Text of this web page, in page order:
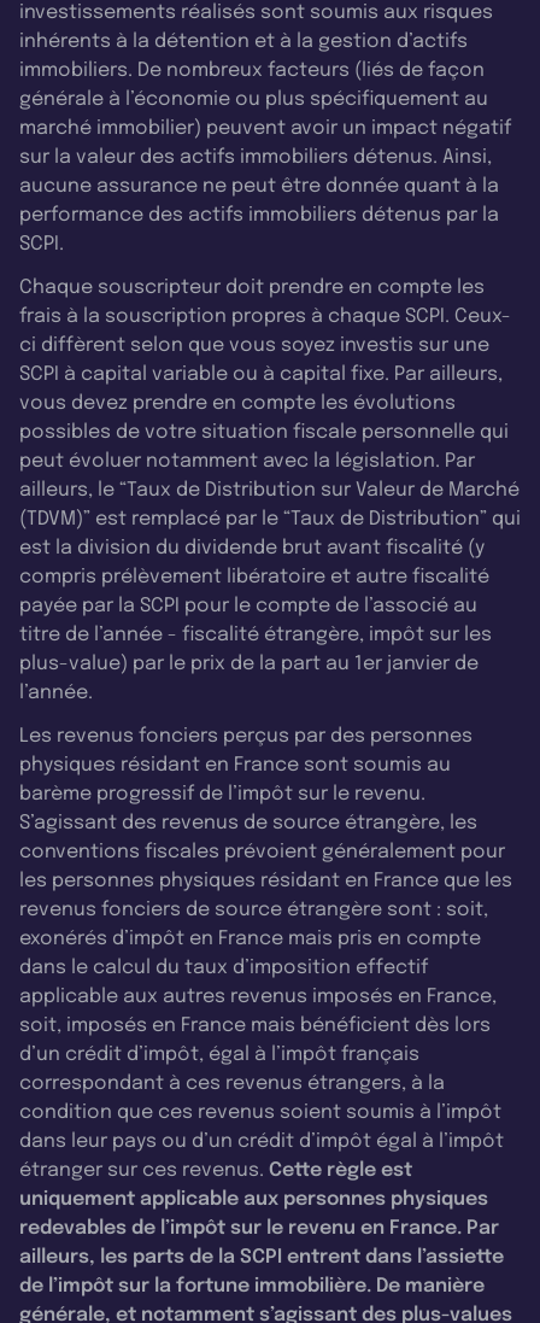
investissements réalisés sont soumis aux risques
inhérents à la détention et à la gestion d’actifs
immobiliers. De nombreux facteurs (liés de façon
générale à l’économie ou plus spécifiquement au
marché immobilier) peuvent avoir un impact négatif
sur la valeur des actifs immobiliers détenus. Ainsi,
aucune assurance ne peut être donnée quant à la
performance des actifs immobiliers détenus par la
SCPI.
Chaque souscripteur doit prendre en compte les
frais à la souscription propres à chaque SCPI. Ceux-
ci diffèrent selon que vous soyez investis sur une
SCPI à capital variable ou à capital fixe. Par ailleurs,
vous devez prendre en compte les évolutions
possibles de votre situation fiscale personnelle qui
peut évoluer notamment avec la législation. Par
ailleurs, le “Taux de Distribution sur Valeur de Marché
(TDVM)” est remplacé par le “Taux de Distribution” qui
est la division du dividende brut avant fiscalité (y
compris prélèvement libératoire et autre fiscalité
payée par la SCPI pour le compte de l’associé au
titre de l’année - fiscalité étrangère, impôt sur les
plus-value) par le prix de la part au 1er janvier de
l’année.
Les revenus fonciers perçus par des personnes
physiques résidant en France sont soumis au
barème progressif de l’impôt sur le revenu.
S’agissant des revenus de source étrangère, les
conventions fiscales prévoient généralement pour
les personnes physiques résidant en France que les
revenus fonciers de source étrangère sont : soit,
exonérés d’impôt en France mais pris en compte
dans le calcul du taux d’imposition effectif
applicable aux autres revenus imposés en France,
soit, imposés en France mais bénéficient dès lors
d’un crédit d’impôt, égal à l’impôt français
correspondant à ces revenus étrangers, à la
condition que ces revenus soient soumis à l’impôt
dans leur pays ou d’un crédit d’impôt égal à l’impôt
étranger sur ces revenus. Cette règle est
uniquement applicable aux personnes physiques
redevables de l’impôt sur le revenu en France. Par
ailleurs, les parts de la SCPI entrent dans l’assiette
de l’impôt sur la fortune immobilière. De manière
générale, et notamment s’agissant des plus-values